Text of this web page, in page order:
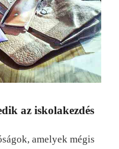
az iskolakezdés
amelyek mégis